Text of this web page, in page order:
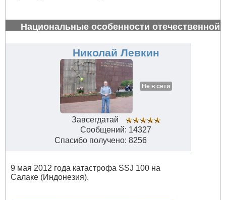
Национальные особенности отечественной
Николай Левкин
Не в сети
Завсегдатай
Сообщений: 14327
Спасибо получено: 8256
9 мая 2012 года катастрофа SSJ 100 на
Салаке (Индонезия).